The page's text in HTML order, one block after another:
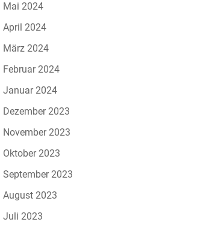
Mai 2024
April 2024
März 2024
Februar 2024
Januar 2024
Dezember 2023
November 2023
Oktober 2023
September 2023
August 2023
Juli 2023